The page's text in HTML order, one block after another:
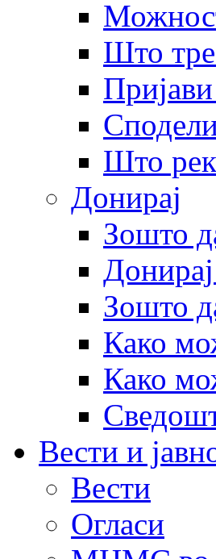
Што
Што
Донирај
Зошто
Зошто
Како
Како
Вести и
Вести
Огласи